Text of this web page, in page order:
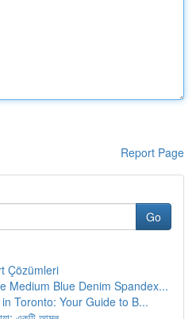
Report Page
Go
Çözümleri
Medium Blue Denim Spandex...
Toronto: Your Guide to B...